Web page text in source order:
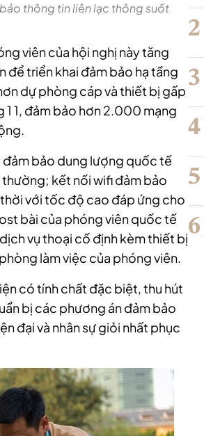
thông tin liên lạc thông suốt
viên của hội nghị này tăng
triển khai đảm bảo hạ tầng
dự phòng cáp và thiết bị gấp
1 1, đảm bảo hơn 2.000 mạng
bảo dung lượng quốc tế
kết nối wifi đảm bảo
với tốc độ cao đáp ứng cho
bài của phóng viên quốc tế
vụ thoại cố định kèm thiết bị
làm việc của phóng viên.
có tính chất đặc biệt, thu hút
bị các phương án đảm bảo
đại và nhân sự giỏi nhất phục
2
3
4
5
6